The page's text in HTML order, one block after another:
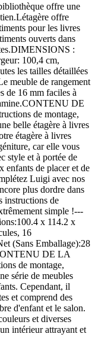
offre une
offre
pour les livres
ouverts dans
:
100,4 cm,
les tailles détaillées
meuble de rangement
de 16 mm faciles à
DE
de montage,
belle étagère à livres
étagère à livres
car elle vous
style et à portée de
enfants de placer et de
Luigi avec nos
plus dordre dans
instructions de
simple !---
x 114.2 x
16
(Sans Emballage):28
DE LA
de montage,
série de meubles
Cependant, il
et comprend des
d'enfant et le salon.
et diverses
intérieur attrayant et